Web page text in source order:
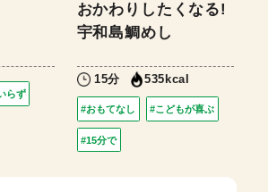
らず
おかわりしたくなる!
宇和島鯛めし
15分 535kcal
#おもてなし #こどもが喜ぶ
#15分で